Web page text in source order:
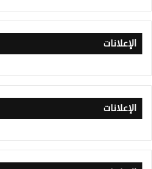
الإعلانات
الإعلانات